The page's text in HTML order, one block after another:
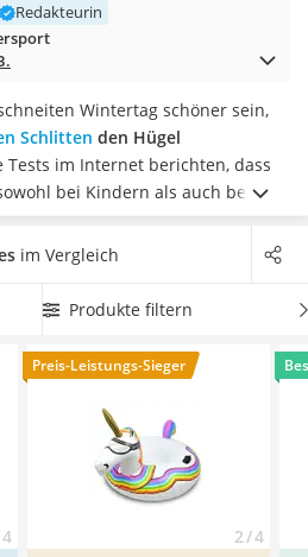
Redakteurin
Wintertag schöner sein,
Schlitten den Hügel
Tests im Internet berichten, dass
bei Kindern als auch bei
sind. Bei der Wahl eines
achten,dass die Sitzfläche
Snow-Tube mit möglichst
2026 besonders das
mit seinen Eigenschaften.
im Vergleich
Produkte filtern
Preis-Leistungs-Sieger
2 / 4